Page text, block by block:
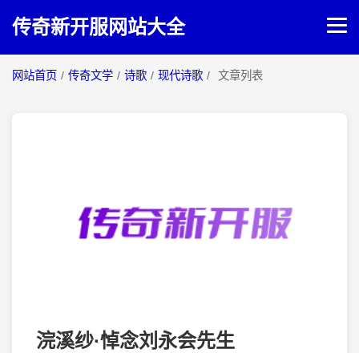
传奇新开服网站大全
网站首页 / 传奇文学 / 诗歌 / 现代诗歌 / 文章列表
浣溪纱·悼念刘永会先生